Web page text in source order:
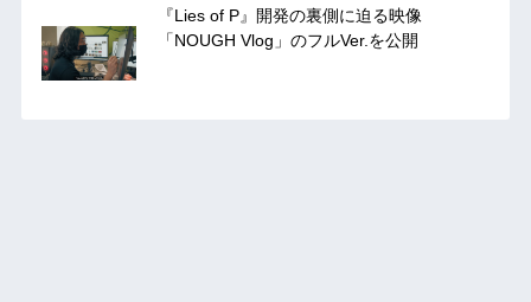
『Lies of P』開発の裏側に迫る映像
「NOUGH Vlog」のフルVer.を公開